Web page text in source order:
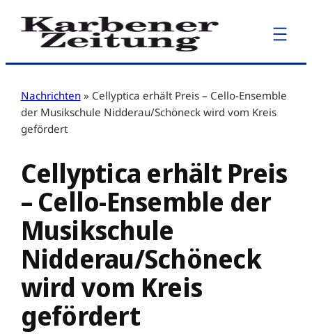
Zum
Inhalt
Nachrichten » Cellyptica erhält Preis – Cello-Ensemble
der Musikschule Nidderau/Schöneck wird vom Kreis
gefördert
Cellyptica erhält Preis
– Cello-Ensemble der
Musikschule
Nidderau/Schöneck
wird vom Kreis
gefördert